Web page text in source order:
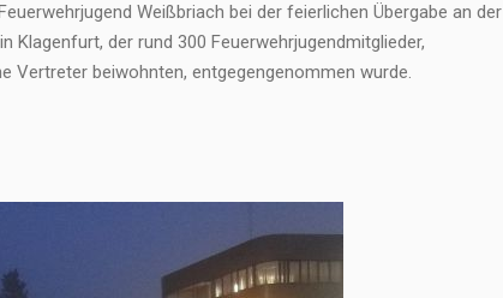
Weißbriach bei der feierlichen Übergabe an der
Klagenfurt, der rund 300 Feuerwehrjugendmitglieder,
Vertreter beiwohnten, entgegengenommen wurde.